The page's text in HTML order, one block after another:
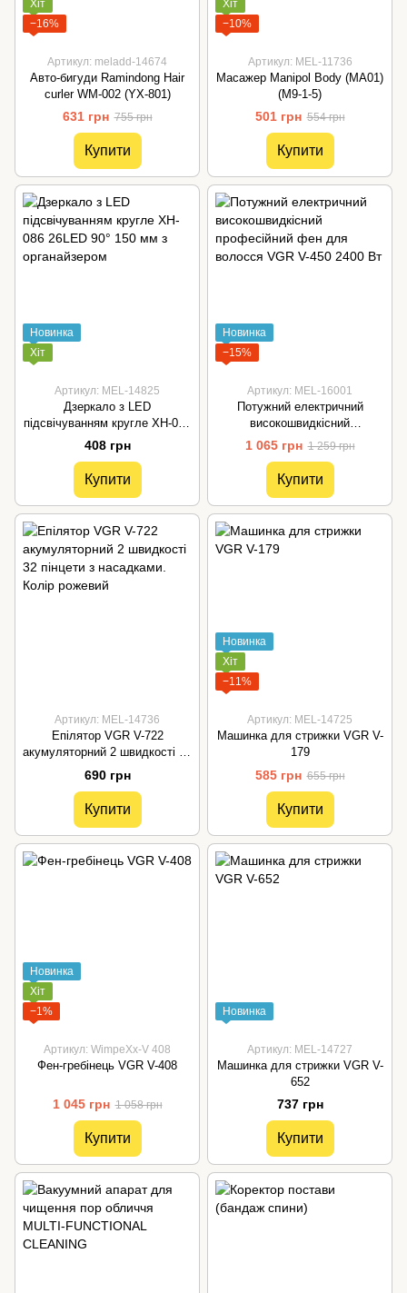
Хіт
−16%
Артикул: meladd-14674
Авто-бигуди Ramindong Hair
curler WM-002 (YX-801)
631 грн 755 грн
Купити
Хіт
−10%
Артикул: MEL-11736
Масажер Manipol Body (MA01)
(M9-1-5)
501 грн 554 грн
Купити
Новинка
Хіт
Артикул: MEL-14825
Дзеркало з LED
підсвічуванням кругле XH-086
26LED 90° 150 мм з
органайзером
408 грн
Купити
Новинка
−15%
Артикул: MEL-16001
Потужний електричний
високошвидкісний
професійний фен для
волосся VGR V-450 2400 Вт
1 065 грн 1 259 грн
Купити
Артикул: MEL-14736
Епілятор VGR V-722
акумуляторний 2 швидкості 32
пінцети з насадками. Колір
рожевий
690 грн
Купити
Новинка
Хіт
−11%
Артикул: MEL-14725
Машинка для стрижки VGR V-
179
585 грн 655 грн
Купити
Новинка
Хіт
−1%
Артикул: WimpeXx-V 408
Фен-гребінець VGR V-408
1 045 грн 1 058 грн
Купити
Новинка
Артикул: MEL-14727
Машинка для стрижки VGR V-
652
737 грн
Купити